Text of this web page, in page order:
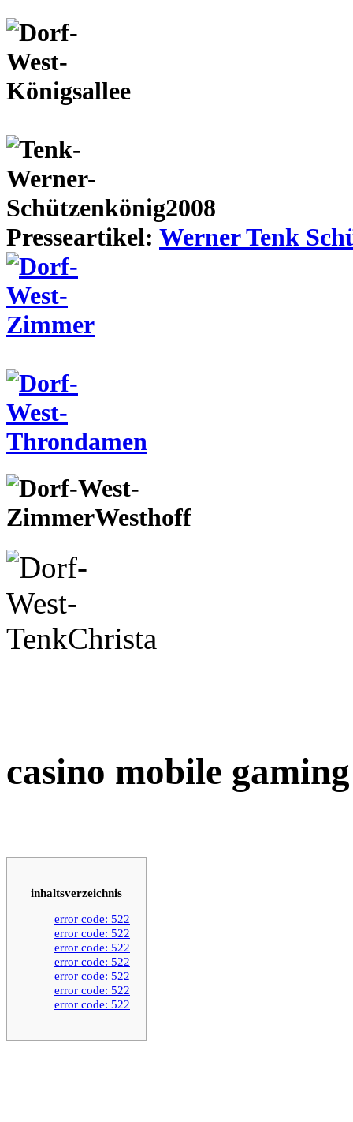
Presseartikel: Werner Tenk
casino mobile
inhaltsverzeichnis
error code: 522
error code: 522
error code: 522
error code: 522
error code: 522
error code: 522
error code: 522